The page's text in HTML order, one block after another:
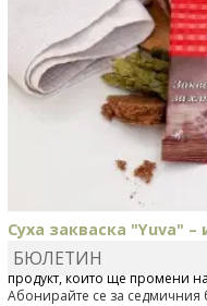
Суха закваска "Yuva"
Отскоро Лесафр България
продукт, който ще промени
БЮЛЕТИН
Абонирайте се за седмичния